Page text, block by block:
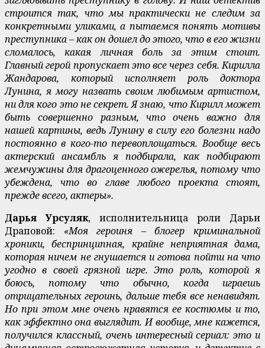
строится так, что мы практически не следим за
конкретными уликами, а пытаемся понять мотивы
преступника – как он дошел до этого, что в его жизни
сломалось, какая личная боль за этим стоит.
Главный герой пропускает это все через себя. Кирилла
Жандарова, который исполняет роль доктора
Лунина, я могу назвать своим любимым артистом,
ни для кого это не секрет. Я знаю, что Кирилл может
быть совершенно разным, что очень важно для
нашей картины, ведь Лунину в силу его болезни надо
постоянно в кого-то перевоплощаться. Вообще весь
актерский ансамбль я подбирала, как подбирают
жемчужины для драгоценного ожерелья, потому что
убеждена, что во главе любого проекта стоят,
прежде всего, актеры».
Дарья Урсуляк, исполнительница роли Дарьи
Драповой: «Моя героиня – блогер криминальной
хроники, беспринципная, крайне неприятная дама,
которая ничем не гнушается и готова пойти на что
угодно в своей грязной игре. Это роль, которой я
боюсь, потому что обычно, когда играешь
отрицательных героинь, дальше тебя все ненавидят.
Но при этом мне очень нравятся ее костюмы и то,
как эффектно она выглядит. И вообще, мне кажется,
получился классный, очень интересный сериал: это и